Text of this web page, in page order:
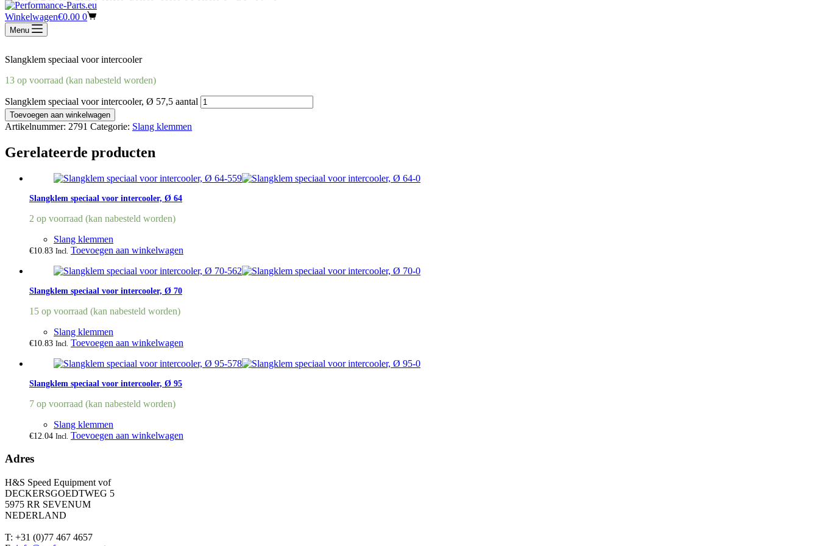
Winkelwagen€0.00 0
Menu
€10.83
Slangklem speciaal voor intercooler
13 op voorraad (kan nabesteld worden)
Slangklem speciaal voor intercooler, Ø 57,5 aantal
Toevoegen aan winkelwagen
Artikelnummer: 2791 Categorie: Slang klemmen
Gerelateerde producten
Slangklem speciaal voor intercooler, Ø 64
2 op voorraad (kan nabesteld worden)
Slang klemmen
€10.83 Incl. Toevoegen aan winkelwagen
Slangklem speciaal voor intercooler, Ø 70
15 op voorraad (kan nabesteld worden)
Slang klemmen
€10.83 Incl. Toevoegen aan winkelwagen
Slangklem speciaal voor intercooler, Ø 95
7 op voorraad (kan nabesteld worden)
Slang klemmen
€12.04 Incl. Toevoegen aan winkelwagen
Adres
H&S Speed Equipment vof
DECKERSGOEDTWEG 5
5975 RR SEVENUM
NEDERLAND
T: +31 (0)77 467 4657